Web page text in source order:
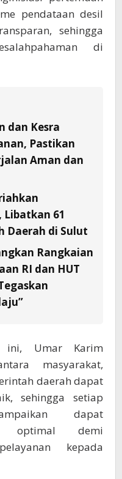
pendataan desil
sehingga
di
dan Kesra
Pastikan
Aman dan
Libatkan 61
Daerah di Sulut
Rangkaian
RI dan HUT
ini, Umar Karim
masyarakat,
daerah dapat
sehingga setiap
dapat
optimal demi
kepada